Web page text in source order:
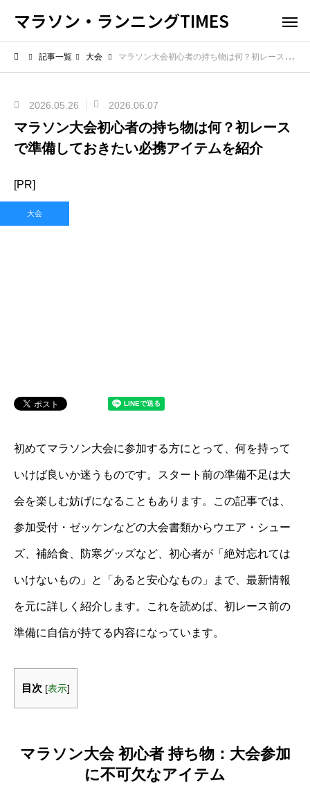
マラソン・ランニングTIMES
記事一覧 大会 マラソン大会初心者の持ち物は何？初レースで準備しておきたい必携アイテムを紹介
2026.05.26 2026.06.07
マラソン大会初心者の持ち物は何？初レース
で準備しておきたい必携アイテムを紹介
[PR]
大会
初めてマラソン大会に参加する方にとって、何を持って
いけば良いか迷うものです。スタート前の準備不足は大
会を楽しむ妨げになることもあります。この記事では、
参加受付・ゼッケンなどの大会書類からウエア・シュー
ズ、補給食、防寒グッズなど、初心者が「絶対忘れては
いけないもの」と「あると安心なもの」まで、最新情報
を元に詳しく紹介します。これを読めば、初レース前の
準備に自信が持てる内容になっています。
目次 [表示]
マラソン大会 初心者 持ち物：大会参加
に不可欠なアイテム